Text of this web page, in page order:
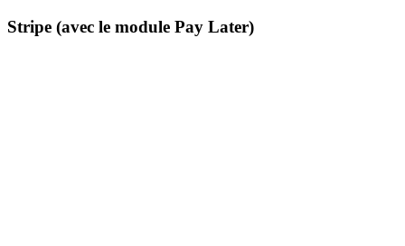
Stripe (avec le module Pay Later)